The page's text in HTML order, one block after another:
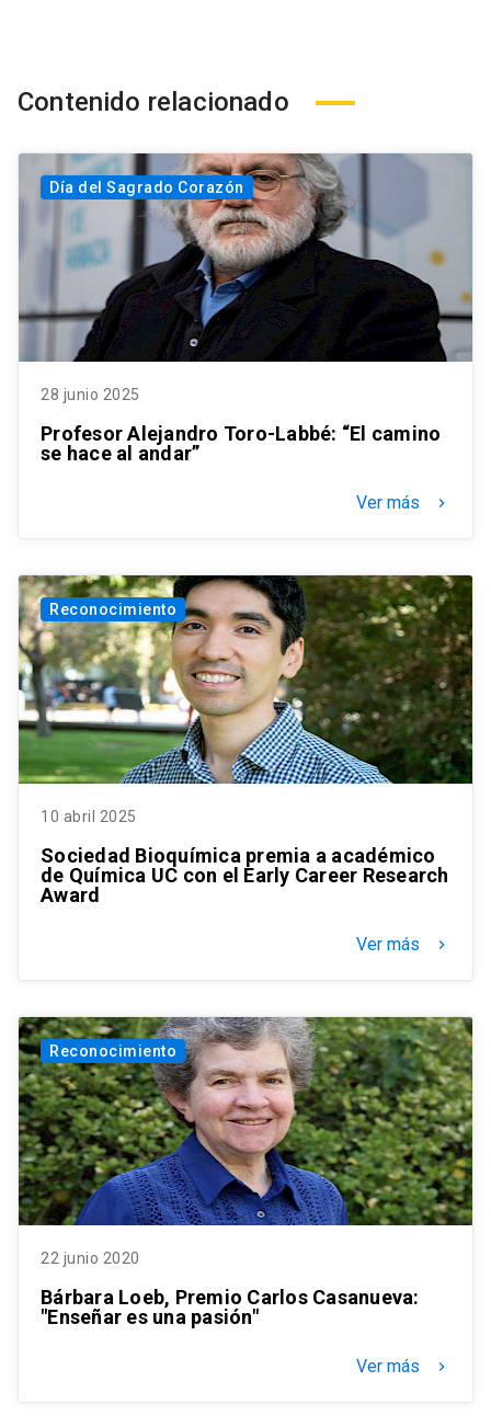
Contenido relacionado
Día del Sagrado Corazón
28 junio 2025
Profesor Alejandro Toro-Labbé: “El camino
se hace al andar”
Ver más keyboard_arrow_right
Reconocimiento
10 abril 2025
Sociedad Bioquímica premia a académico
de Química UC con el Early Career Research
Award
Ver más keyboard_arrow_right
Reconocimiento
22 junio 2020
Bárbara Loeb, Premio Carlos Casanueva:
"Enseñar es una pasión"
Ver más keyboard_arrow_right